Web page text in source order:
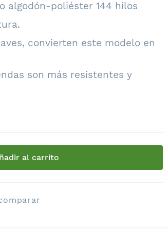
algodón-poliéster 144 hilos
convierten este modelo en
son más resistentes y
al carrito